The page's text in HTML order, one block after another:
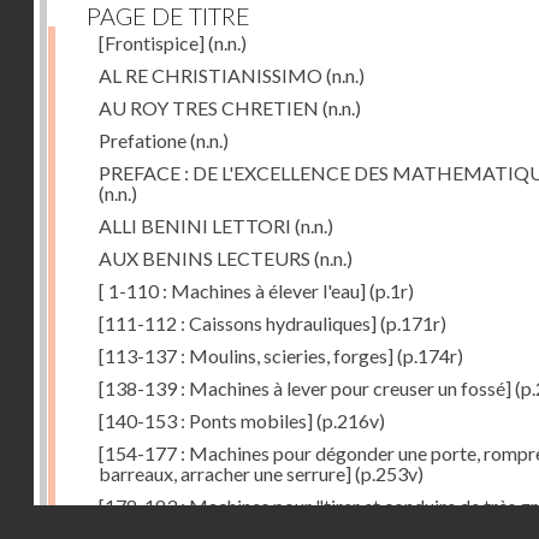
PAGE DE TITRE
[Frontispice](n.n.)
AL RE CHRISTIANISSIMO (n.n.)
AU ROY TRES CHRETIEN (n.n.)
Prefatione(n.n.)
PREFACE : DE L'EXCELLENCE DES
(n.n.)
ALLI BENINI LETTORI (n.n.)
AUX BENINS LECTEURS (n.n.)
[ 1-110 : Machines à élever l'eau](p.1r)
[111-112 : Caissons hydrauliques](p.171r)
[113-137 : Moulins, scieries, forges](p.174r)
[138-139 : Machines à lever pour creuser un fossé]
[140-153 : Ponts mobiles](p.216v)
[154-177 : Machines pour dégonder une porte,
barreaux, arracher une serrure](p.253v)
[178-183 : Machines pour "tirer et conduire de très